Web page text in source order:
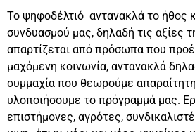
Το ψηφοδέλτιό αντανακλά το ήθος
συνδυασμού μας, δηλαδή τις αξίες
απαρτίζεται από πρόσωπα που
μαχόμενη κοινωνία, αντανακλά
συμμαχία που θεωρούμε
υλοποιήσουμε το πρόγραμμά μας.
επιστήμονες, αγρότες,